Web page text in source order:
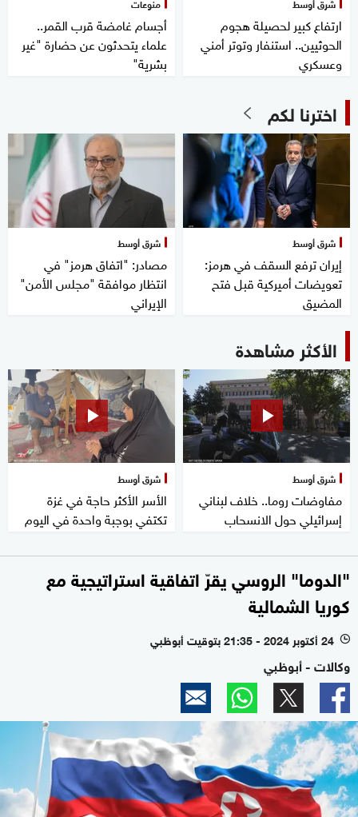
شرق أوسط
ارتفاع كبير لحصيلة هجوم
الحوثيين.. استنفار وتوتر أمني
وعسكري
منوعات
أجسام غامضة قرب القمر..
علماء يتحدثون عن حضارة "غير
بشرية"
اخترنا لكم
شرق أوسط
إيران ترفع السقف في هرمز:
تعويضات أميركية قبل فتح
المضيق
شرق أوسط
مصادر: "اتفاق هرمز" في
انتظار موافقة "مجلس الأمن"
الإيراني
الأكثر مشاهدة
شرق أوسط
مفاوضات روما.. خلاف لبناني
إسرائيلي حول الانسحاب
شرق أوسط
الأسر الأكثر حاجة في غزة
تكتفي بوجبة واحدة في اليوم
"الدوما" الروسي يقرّ اتفاقية استراتيجية مع
كوريا الشمالية
l 24 أكتوبر 2024 - 21:35 بتوقيت أبوظبي
وكالات - أبوظبي